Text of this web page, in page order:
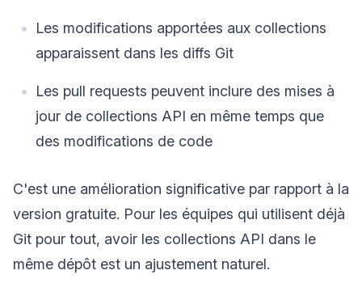
Les modifications apportées aux collections
apparaissent dans les diffs Git
Les pull requests peuvent inclure des mises à
jour de collections API en même temps que
des modifications de code
C'est une amélioration significative par rapport à la
version gratuite. Pour les équipes qui utilisent déjà
Git pour tout, avoir les collections API dans le
même dépôt est un ajustement naturel.